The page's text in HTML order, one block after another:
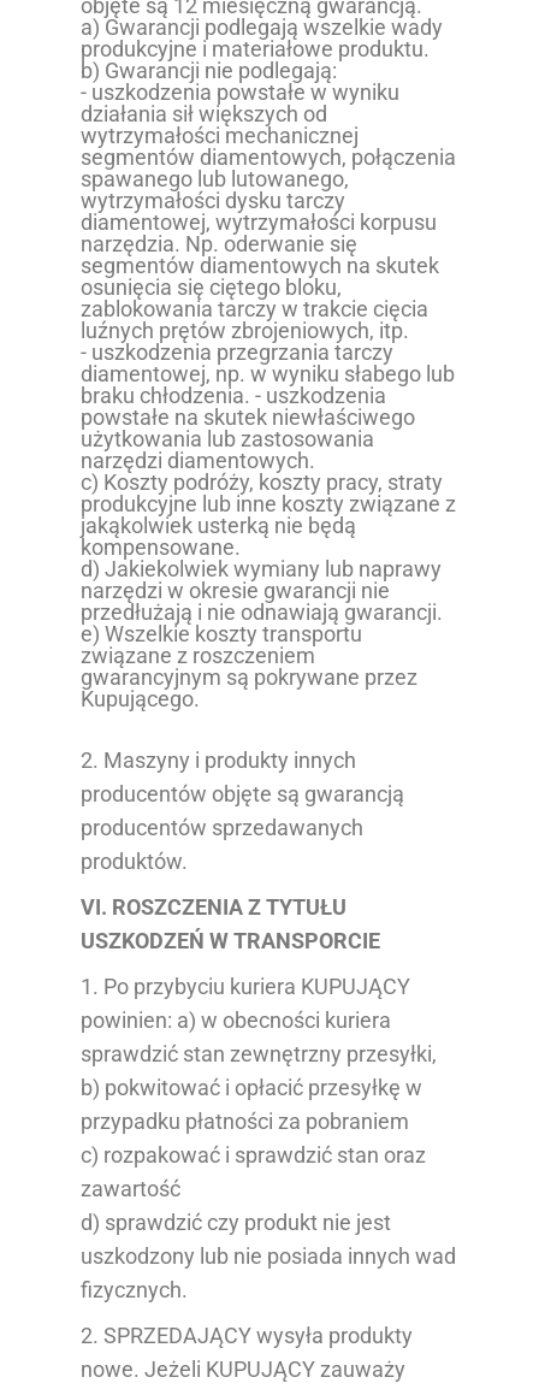
objęte są 12 miesięczną gwarancją.
a) Gwarancji podlegają wszelkie wady
produkcyjne i materiałowe produktu.
b) Gwarancji nie podlegają:
- uszkodzenia powstałe w wyniku
działania sił większych od
wytrzymałości mechanicznej
segmentów diamentowych, połączenia
spawanego lub lutowanego,
wytrzymałości dysku tarczy
diamentowej, wytrzymałości korpusu
narzędzia. Np. oderwanie się
segmentów diamentowych na skutek
osunięcia się ciętego bloku,
zablokowania tarczy w trakcie cięcia
luźnych prętów zbrojeniowych, itp.
- uszkodzenia przegrzania tarczy
diamentowej, np. w wyniku słabego lub
braku chłodzenia. - uszkodzenia
powstałe na skutek niewłaściwego
użytkowania lub zastosowania
narzędzi diamentowych.
c) Koszty podróży, koszty pracy, straty
produkcyjne lub inne koszty związane z
jakąkolwiek usterką nie będą
kompensowane.
d) Jakiekolwiek wymiany lub naprawy
narzędzi w okresie gwarancji nie
przedłużają i nie odnawiają gwarancji.
e) Wszelkie koszty transportu
związane z roszczeniem
gwarancyjnym są pokrywane przez
Kupującego.
2. Maszyny i produkty innych
producentów objęte są gwarancją
producentów sprzedawanych
produktów.
VI. ROSZCZENIA Z TYTUŁU
USZKODZEŃ W TRANSPORCIE
1. Po przybyciu kuriera KUPUJĄCY
powinien: a) w obecności kuriera
sprawdzić stan zewnętrzny przesyłki,
b) pokwitować i opłacić przesyłkę w
przypadku płatności za pobraniem
c) rozpakować i sprawdzić stan oraz
zawartość
d) sprawdzić czy produkt nie jest
uszkodzony lub nie posiada innych wad
fizycznych.
2. SPRZEDAJĄCY wysyła produkty
nowe. Jeżeli KUPUJĄCY zauważy